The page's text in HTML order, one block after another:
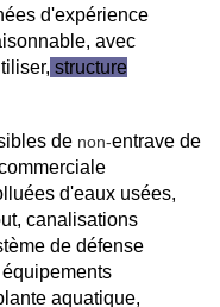
d'expérience
avec
structure
de non-entrave de
d'eaux usées,
canalisations
de défense
aquatique,